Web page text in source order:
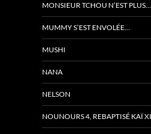
MONSIEUR TCHOU N’EST
MUMMY S’EST ENVOLÉE…
MUSHI
NANA
NELSON
NOUNOURS 4, REBAPTISÉ KAÏ